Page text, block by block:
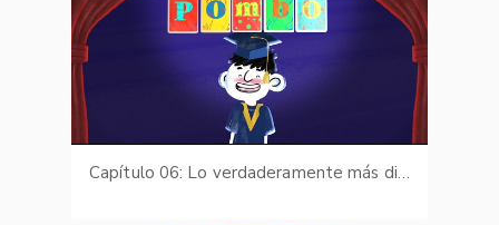
Capítulo 06: Lo verdaderamente más difícil